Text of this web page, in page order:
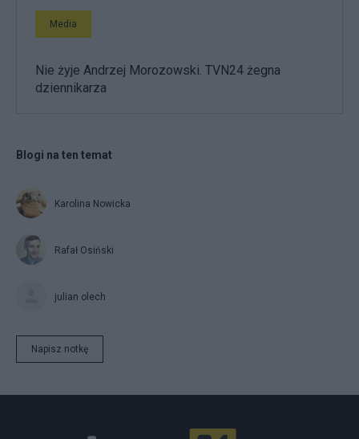
Media
Nie żyje Andrzej Morozowski. TVN24 żegna
dziennikarza
Blogi na ten temat
Karolina Nowicka
Rafał Osiński
julian olech
Napisz notkę